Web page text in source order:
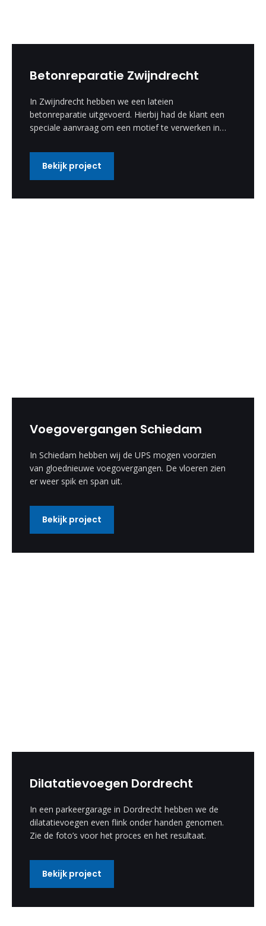
Betonreparatie Zwijndrecht
In Zwijndrecht hebben we een lateien
betonreparatie uitgevoerd. Hierbij had de klant een
speciale aanvraag om een motief te verwerken in
uitgevoerd en is een enorm mooi resultaat
geworden.
Bekijk project
Voegovergangen Schiedam
In Schiedam hebben wij de UPS mogen voorzien
van gloednieuwe voegovergangen. De vloeren zien
er weer spik en span uit.
Bekijk project
Dilatatievoegen Dordrecht
In een parkeergarage in Dordrecht hebben we de
dilatatievoegen even flink onder handen genomen.
Zie de foto’s voor het proces en het resultaat.
Bekijk project